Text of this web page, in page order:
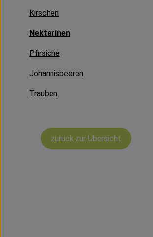
Kirschen
Nektarinen
Pfirsiche
Johannisbeeren
Trauben
zurück zur Übersicht